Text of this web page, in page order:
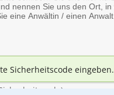
Sicherheitscode eingeben.